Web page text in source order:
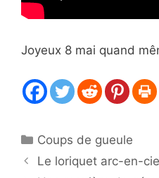
Joyeux 8 mai quand
Catégories
Coups de gueule
Le loriquet arc-en-